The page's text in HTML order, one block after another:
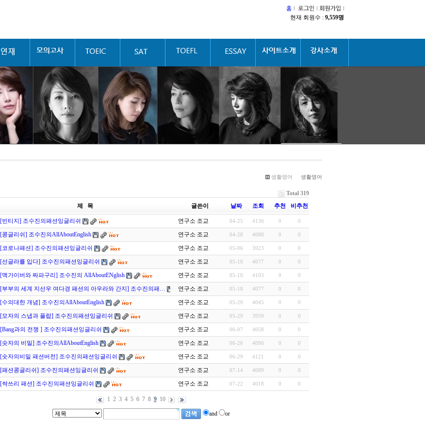
현재 회원수 : 9,559명
생활영어 생활영어
Total 319
제 목 글쓴이 날짜 조회 추천 비추천
[빈티지] 조수진의패션잉글리쉬 연구소 조교 04-25 4136 0 0
[콩글리쉬] 조수진의AllAboutEnglish 연구소 조교 04-28 4088 0 0
[코로나패션] 조수진의패션잉글리쉬 연구소 조교 05-06 3923 0 0
[선글라를 입다] 조수진의패션잉글리쉬 연구소 조교 05-10 4077 0 0
[맥가이버와 짜파구리] 조수진의 AllAboutENglish 연구소 조교 05-10 4103 0 0
[부부의 세계 지선우 여다경 패션의 아우라와 간지] 조수진의패… 연구소 조교 05-18 4077 0 0
[수의대한 개념] 조수진의AllAboutEnglish 연구소 조교 05-29 4045 0 0
[모자의 스냅과 플랍] 조수진의패션잉글리쉬 연구소 조교 05-29 3959 0 0
[Bang과의 전쟁 ] 조수진의패션잉글리쉬 연구소 조교 06-07 4058 0 0
[숫자의 비밀] 조수진의AllAboutEnglish 연구소 조교 06-26 4096 0 0
[숫자의비밀 패션버전] 조수진의패션잉글리쉬 연구소 조교 06-29 4121 0 0
[패션콩글리쉬] 조수진의패션잉글리쉬 연구소 조교 07-14 4089 0 0
[싹쓰리 패션] 조수진의패션잉글리쉬 연구소 조교 07-22 4018 0 0
1 2 3 4 5 6 7 8 9 10
and or